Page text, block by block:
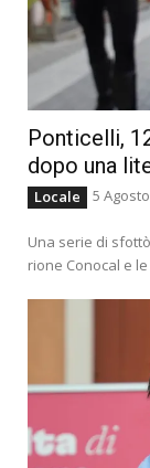
Ponticelli,
dopo una
Locale 5
Una serie di
rione Conocal e